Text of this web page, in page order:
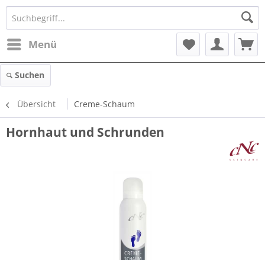
Menü
Suchen
Übersicht Creme-Schaum
Hornhaut und Schrunden